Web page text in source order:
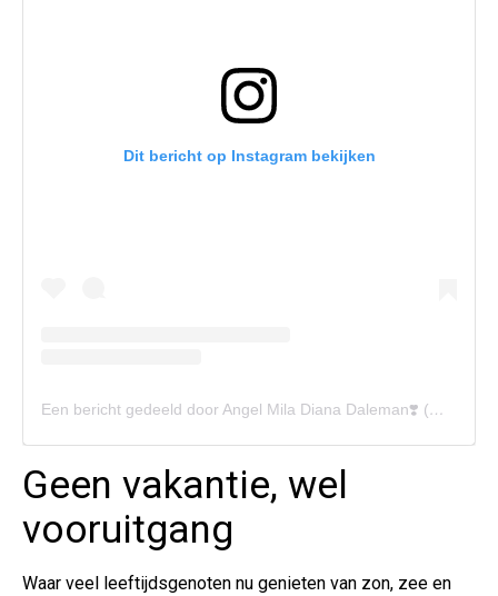
Dit bericht op Instagram bekijken
Een bericht gedeeld door Angel Mila Diana Daleman❣️ (@angel_daleman)
Geen vakantie, wel
vooruitgang
Waar veel leeftijdsgenoten nu genieten van zon, zee en